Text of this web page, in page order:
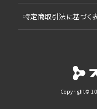
特定商取引法に基づく
Copyright©